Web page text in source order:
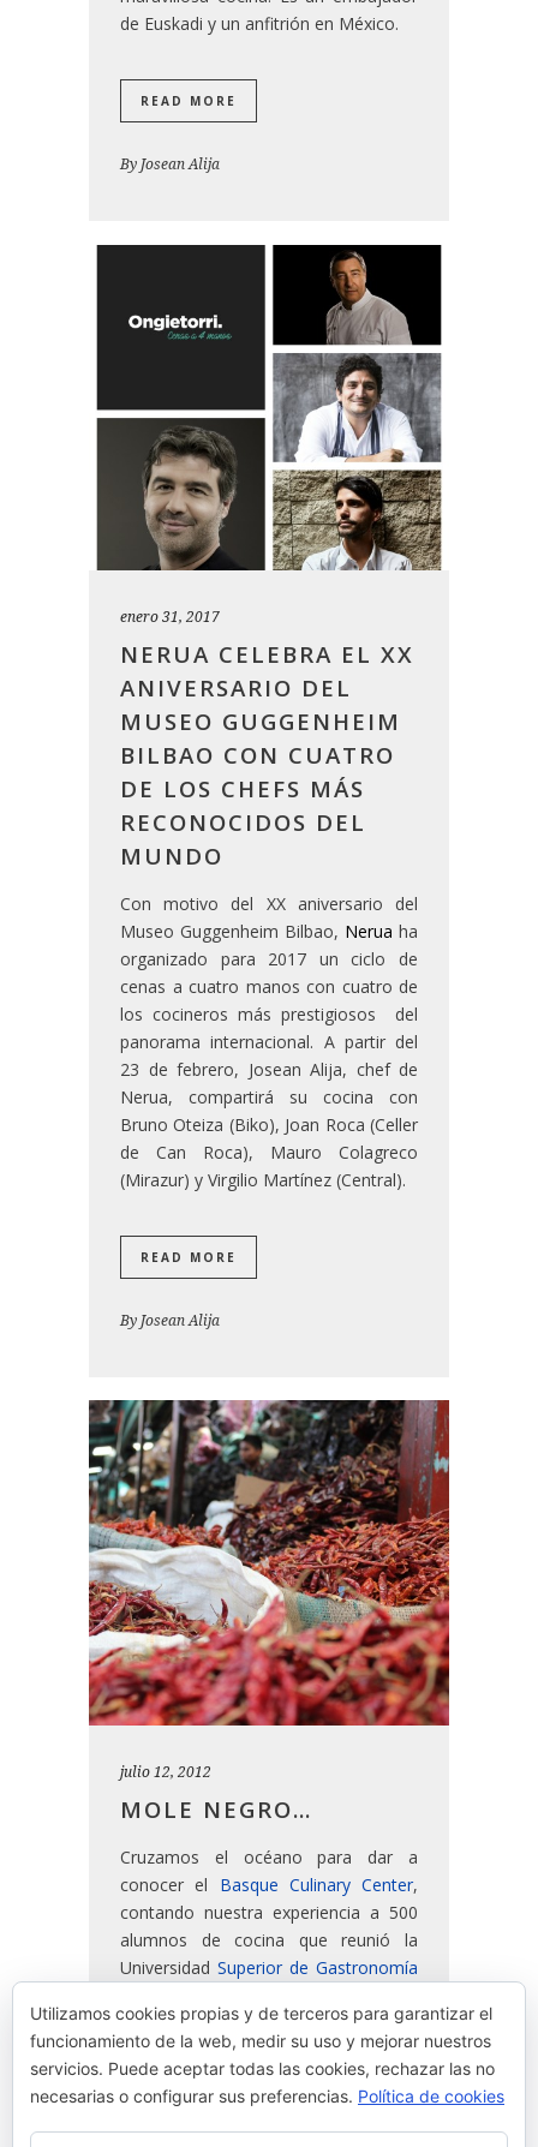
de Euskadi y un anfitrión en México.
READ MORE
By Josean Alija
enero 31, 2017
NERUA CELEBRA EL XX
ANIVERSARIO DEL
MUSEO GUGGENHEIM
BILBAO CON CUATRO
DE LOS CHEFS MÁS
RECONOCIDOS DEL
MUNDO
Con motivo del XX aniversario del
Museo Guggenheim Bilbao, Nerua ha
organizado para 2017 un ciclo de
cenas a cuatro manos con cuatro de
los cocineros más prestigiosos del
panorama internacional. A partir del
23 de febrero, Josean Alija, chef de
Nerua, compartirá su cocina con
Bruno Oteiza (Biko), Joan Roca (Celler
de Can Roca), Mauro Colagreco
(Mirazur) y Virgilio Martínez (Central).
READ MORE
By Josean Alija
julio 12, 2012
MOLE NEGRO…
Cruzamos el océano para dar a
conocer el Basque Culinary Center,
contando nuestra experiencia a 500
alumnos de cocina que reunió la
Universidad Superior de Gastronomía
Verdes y presentándolo a la sociedad
Mexicana enBikode Bruno Oteiza y
Mikel Alonso.
Utilizamos cookies propias y de terceros para garantizar el
funcionamiento de la web, medir su uso y mejorar nuestros
servicios. Puede aceptar todas las cookies, rechazar las no
necesarias o configurar sus preferencias. Política de cookies